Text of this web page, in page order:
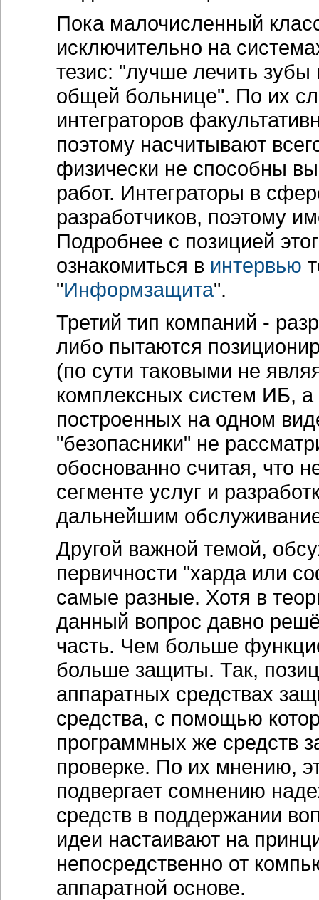
Пока малочисленный
исключительно на
тезис: "лучше лечить
общей больнице". По их
интеграторов
поэтому насчитывают
физически не способны
работ. Интеграторы в
разработчиков, поэтому
Подробнее с позицией
ознакомиться в интервью
"Информзащита".
Третий тип компаний -
либо пытаются
(по сути таковыми не
комплексных систем ИБ, а
построенных на одном
"безопасники" не
обоснованно считая, что
сегменте услуг и
дальнейшим
Другой важной темой,
первичности "харда или
самые разные. Хотя в
данный вопрос давно
часть. Чем больше
больше защиты. Так,
аппаратных средствах
средства, с помощью
программных же средств
проверке. По их мнению,
подвергает сомнению
средств в поддержании
идеи настаивают на
непосредственно от
аппаратной основе.